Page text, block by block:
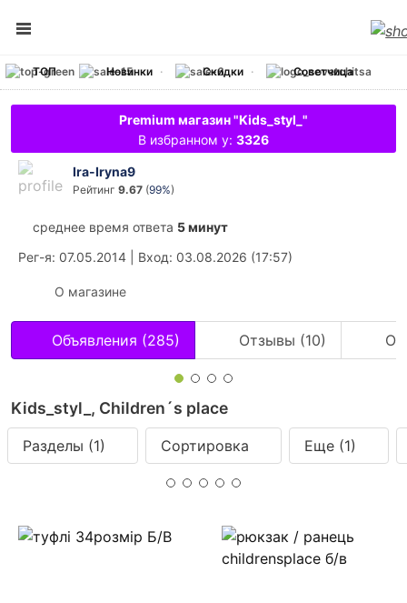
ТОП Новинки Скидки Советчица
Premium магазин "Kids_styl_"
В избранном у: 3326
Ira-Iryna9
Рейтинг 9.67 (99%)
среднее время ответа 5 минут
Рег-я: 07.05.2014 Вход: 03.08.2026 (17:57)
О магазине
Объявления (285) Отзывы (10)
Kids_styl_, Сhildren´s place
Разделы (1) Сортировка Еще (1)